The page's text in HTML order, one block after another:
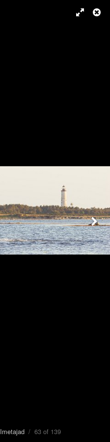
Imetajad/ 63 of 139